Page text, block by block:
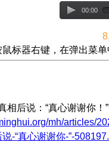
00:00
鼠标器右键，在弹出菜
相后说：“真心谢谢你！”
mh/articles/
-“真心谢谢你-”-